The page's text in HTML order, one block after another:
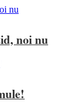
noi nu